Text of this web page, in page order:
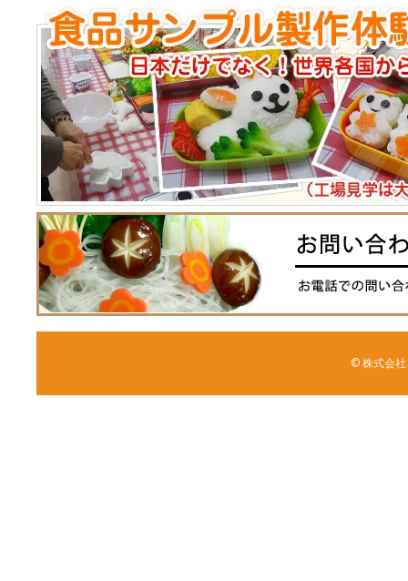
© 株式会